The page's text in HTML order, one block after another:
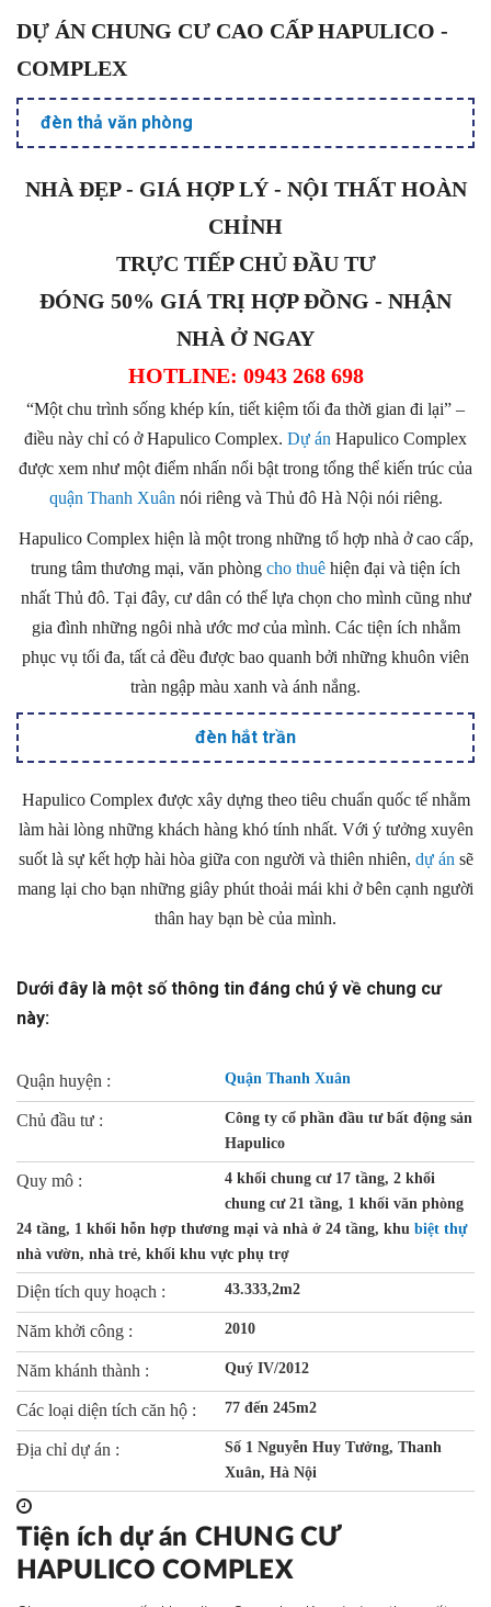
DỰ ÁN CHUNG CƯ CAO CẤP HAPULICO -
COMPLEX
đèn thả văn phòng
NHÀ ĐẸP - GIÁ HỢP LÝ - NỘI THẤT HOÀN
CHỈNH
TRỰC TIẾP CHỦ ĐẦU TƯ
ĐÓNG 50% GIÁ TRỊ HỢP ĐỒNG - NHẬN
NHÀ Ở NGAY
HOTLINE: 0943 268 698
“Một chu trình sống khép kín, tiết kiệm tối đa thời gian đi lại” –
điều này chỉ có ở Hapulico Complex. Dự án Hapulico Complex
được xem như một điểm nhấn nổi bật trong tổng thể kiến trúc của
quận Thanh Xuân nói riêng và Thủ đô Hà Nội nói riêng.
Hapulico Complex hiện là một trong những tổ hợp nhà ở cao cấp,
trung tâm thương mại, văn phòng cho thuê hiện đại và tiện ích
nhất Thủ đô. Tại đây, cư dân có thể lựa chọn cho mình cũng như
gia đình những ngôi nhà ước mơ của mình. Các tiện ích nhằm
phục vụ tối đa, tất cả đều được bao quanh bởi những khuôn viên
tràn ngập màu xanh và ánh nắng.
đèn hắt trần
Hapulico Complex được xây dựng theo tiêu chuẩn quốc tế nhằm
làm hài lòng những khách hàng khó tính nhất. Với ý tưởng xuyên
suốt là sự kết hợp hài hòa giữa con người và thiên nhiên, dự án sẽ
mang lại cho bạn những giây phút thoải mái khi ở bên cạnh người
thân hay bạn bè của mình.
Dưới đây là một số thông tin đáng chú ý về chung cư
này:
Quận huyện : Quận Thanh Xuân
Chủ đầu tư :
Công ty cổ phần đầu tư bất động sản
Hapulico
Quy mô :
4 khối chung cư 17 tầng, 2 khối
chung cư 21 tầng, 1 khối văn phòng
24 tầng, 1 khối hỗn hợp thương mại và nhà ở 24 tầng, khu biệt thự
nhà vườn, nhà trẻ, khối khu vực phụ trợ
Diện tích quy hoạch : 43.333,2m2
Năm khởi công : 2010
Năm khánh thành : Quý IV/2012
Các loại diện tích căn hộ : 77 đến 245m2
Địa chỉ dự án :
Số 1 Nguyễn Huy Tưởng, Thanh
Xuân, Hà Nội
Tiện ích dự án CHUNG CƯ
HAPULICO COMPLEX